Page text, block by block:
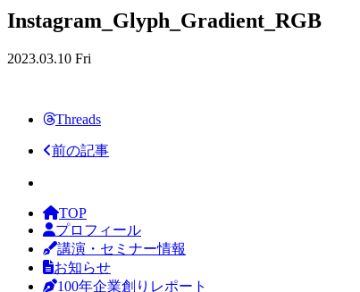
Instagram_Glyph_Gradient_RGB
2023.03.10 Fri
Threads
前の記事
TOP
プロフィール
講演・セミナー情報
お知らせ
100年企業創りレポート